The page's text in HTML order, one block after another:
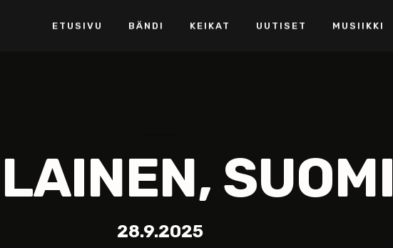
ETUSIVU BÄNDI KEIKAT UUTISET MUSIIKKI
SUOMI
28.9.2025